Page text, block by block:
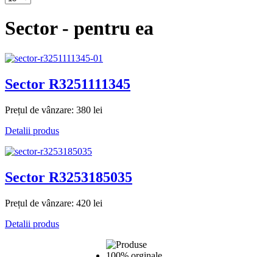
Sector - pentru ea
Sector R3251111345
Prețul de vânzare: 380 lei
Detalii produs
Sector R3253185035
Prețul de vânzare: 420 lei
Detalii produs